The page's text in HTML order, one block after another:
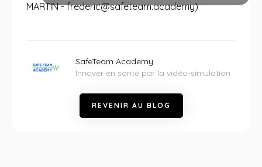
MARTIN - frederic@safeteam.academy)
SafeTeam Academy
Innover en santé par la vidéo-simulation
RE VE NIR AU BLOG